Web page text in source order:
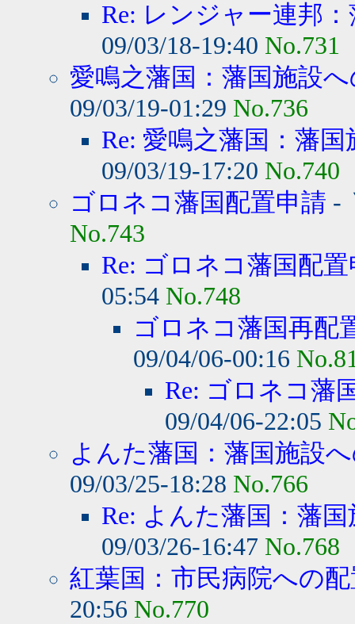
Re: レンジャー連邦
09/03/18-19:40 No.731
愛鳴之藩国：藩国施設
09/03/19-01:29 No.736
Re: 愛鳴之藩国：藩
09/03/19-17:20 No.740
ゴロネコ藩国配置申請 -
No.743
Re: ゴロネコ藩国配
05:54 No.748
ゴロネコ藩国再配
09/04/06-00:16
Re: ゴロネコ藩
09/04/06-22:05
よんた藩国：藩国施設
09/03/25-18:28 No.766
Re: よんた藩国：藩
09/03/26-16:47 No.768
紅葉国：市民病院への
20:56 No.770